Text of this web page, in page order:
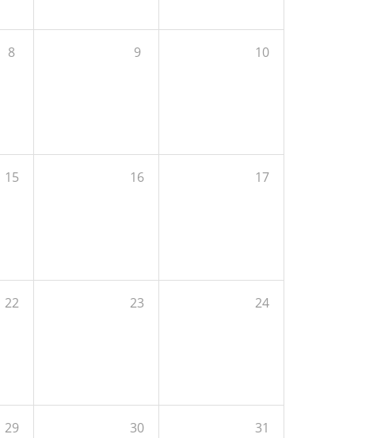
8 9 10
15 16 17
22 23 24
29 30 31